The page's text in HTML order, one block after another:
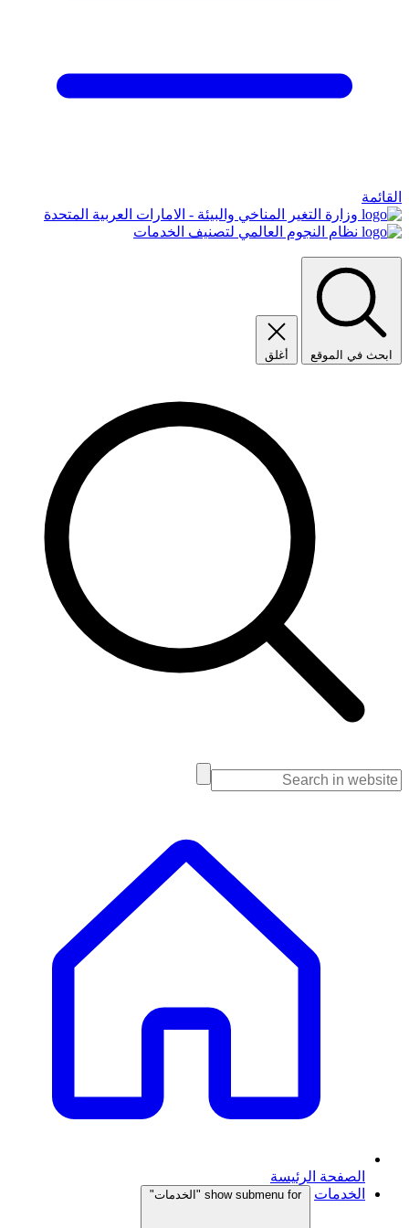
القائمة
وزارة التغير المناخي والبيئة - الامارات العربية المتحدة
نظام النجوم العالمي لتصنيف الخدمات
ابحث في الموقع أغلق
الصفحة الرئيسة
الخدمات
show submenu for "الخدمات"